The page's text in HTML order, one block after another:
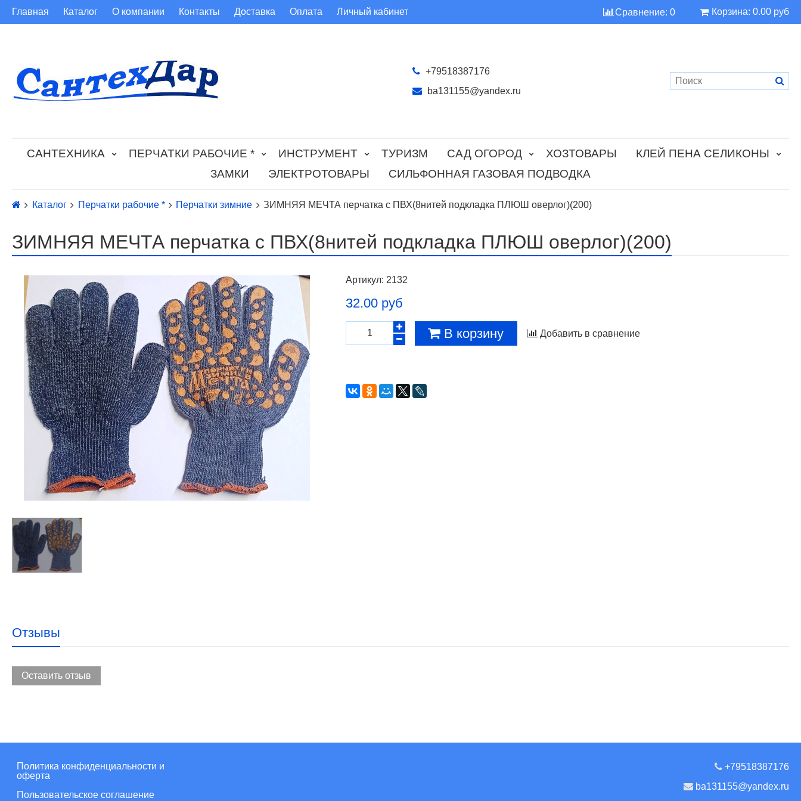
Главная Каталог О компании Контакты Доставка Оплата Личный кабинет Сравнение: 0 Корзина: 0.00 руб
+79518387176
ba131155@yandex.ru
САНТЕХНИКА ПЕРЧАТКИ РАБОЧИЕ * ИНСТРУМЕНТ ТУРИЗМ САД ОГОРОД ХОЗТОВАРЫ
КЛЕЙ ПЕНА СЕЛИКОНЫ
ЗАМКИ
ЭЛЕКТРОТОВАРЫ СИЛЬФОННАЯ ГАЗОВАЯ ПОДВОДКА
Каталог Перчатки рабочие * Перчатки зимние ЗИМНЯЯ МЕЧТА перчатка с ПВХ(8нитей подкладка ПЛЮШ оверлог)(200)
ЗИМНЯЯ МЕЧТА перчатка с ПВХ(8нитей подкладка ПЛЮШ оверлог)(200)
Артикул: 2132
32.00 руб
В корзину Добавить в сравнение
Отзывы
Оставить отзыв
Политика конфиденциальности и
оферта
Пользовательское соглашение
+79518387176
ba131155@yandex.ru